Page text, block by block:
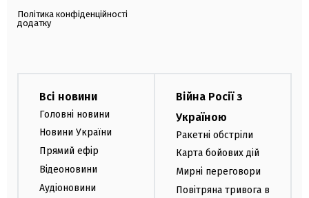
Політика конфіденційності
додатку
Всі новини
Головні новини
Новини України
Прямий ефір
Відеоновини
Аудіоновини
Війна Росії з
Україною
Ракетні обстріли
Карта бойових дій
Мирні переговори
Повітряна тривога в